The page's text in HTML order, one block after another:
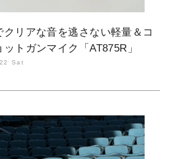
クリアな音を逃さない軽量＆コ
トガンマイク「AT875R」
Sat